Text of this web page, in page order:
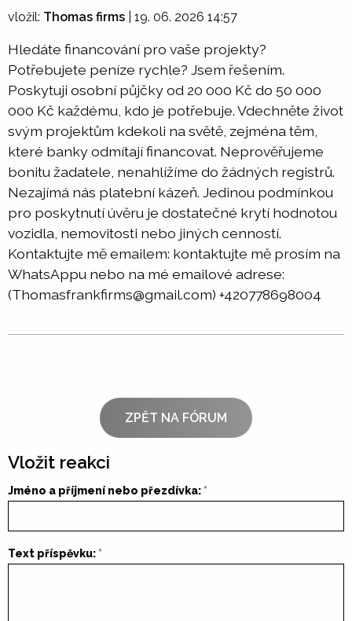
vložil: Thomas firms 19. 06. 2026 14:57
Hledáte financování pro vaše projekty?
Potřebujete peníze rychle? Jsem řešením.
Poskytuji osobní půjčky od 20 000 Kč do 50 000
000 Kč každému, kdo je potřebuje. Vdechněte život
svým projektům kdekoli na světě, zejména těm,
které banky odmítají financovat. Neprověřujeme
bonitu žadatele, nenahlížíme do žádných registrů.
Nezajímá nás platební kázeň. Jedinou podmínkou
pro poskytnutí úvěru je dostatečné krytí hodnotou
vozidla, nemovitosti nebo jiných cenností.
Kontaktujte mě emailem: kontaktujte mě prosím na
WhatsAppu nebo na mé emailové adrese:
(Thomasfrankfirms@gmail.com) +420778698004
ZPĚT NA FÓRUM
Vložit reakci
Jméno a příjmení nebo přezdívka:
Text příspěvku: